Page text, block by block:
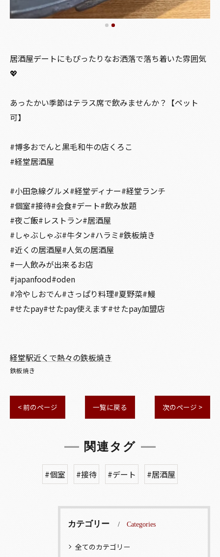
居酒屋デートにもぴったりなお洒落で落ち着いた雰囲気
💖
あったかい季節はテラス席で飲みませんか？【ペット
可】
#博多おでんと黒毛和牛の店くろこ
#経堂居酒屋
#小田急線グルメ#経堂ディナー#経堂ランチ
#個室#接待#会食#デート#飲み放題
#夜ご飯#レストラン#居酒屋
#しゃぶしゃぶ#牛タン#ハラミ#鉄板焼き
#近くの居酒屋#人気の居酒屋
#一人飲みが出来るお店
#japanfood#oden
#冷やしおでん#さっぱり料理#夏野菜#鰻
#せたpay#せたpay使えます#せたpay加盟店
経堂駅近くで熱々の鉄板焼き
鉄板焼き
< 前のページ 一覧に戻る 次のページ >
関連タグ
#個室 #接待 #デート #居酒屋
カテゴリー Categories
全てのカテゴリー